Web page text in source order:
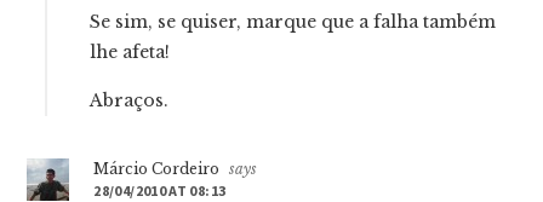
Se sim, se quiser, marque que a falha também
lhe afeta!
Abraços.
Márcio Cordeiro
says
28/04/2010 AT 08:13